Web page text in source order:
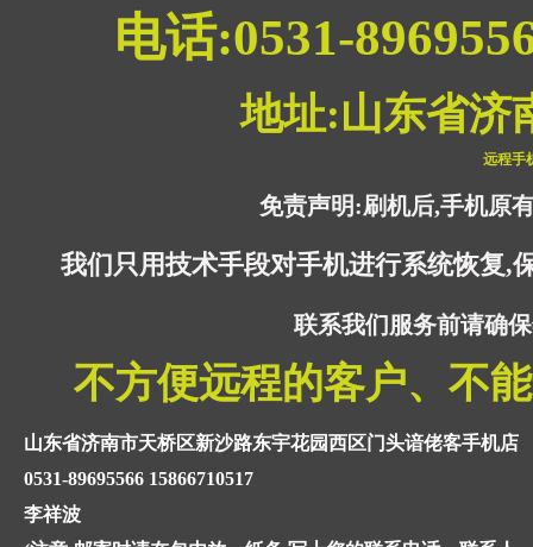
电话:0531-
地址:山东省济
远程手
免责声明:刷机后,手机原
我们只用技术手段对手机进行系统恢复,
联系我们服务前请确
不方便远程的客户、不
山东省济南市天桥区新沙路东宇花园西区门头谙佬客手机店
0531-89695566 15866710517
李祥波